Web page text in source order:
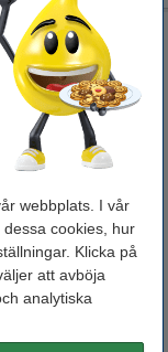
webbplats. I vår
cookies, hur
Klicka på
att avböja
analytiska
kapacitet
18 ml
Beställ